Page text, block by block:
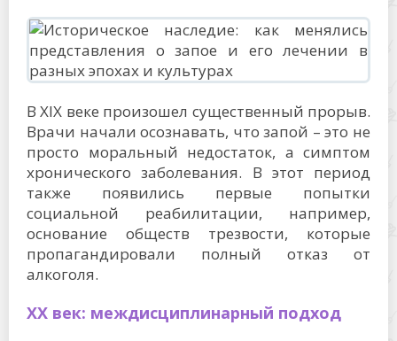
В XIX веке произошел существенный прорыв.
Врачи начали осознавать, что запой – это не
просто моральный недостаток, а симптом
хронического заболевания. В этот период
также появились первые попытки
социальной реабилитации, например,
основание обществ трезвости, которые
пропагандировали полный отказ от
алкоголя.
XX век: междисциплинарный подход